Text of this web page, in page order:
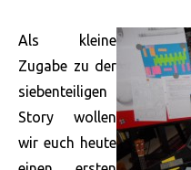
Als kleine
Zugabe zu der
siebenteiligen
Story wollen
wir euch heute